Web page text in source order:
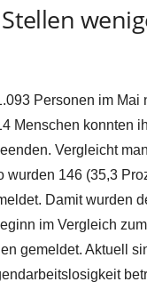
Personen im Mai
Menschen konnten
Vergleicht
wurden 146 (35,3
Damit wurden
im Vergleich
gemeldet. Aktuell